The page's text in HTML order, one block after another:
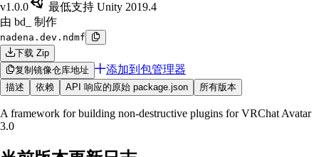
v1.0.0
最低支持 Unity 2019.4
由 bd_ 制作
nadena.dev.ndmf
下载 Zip
复制镜像仓库地址
添加到包管理器
描述 依赖 API 响应的原始 package.json 所有版本
A framework for building non-destructive plugins for VRChat Avatar
3.0